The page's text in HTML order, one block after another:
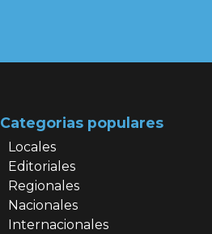
Categorias populares
Locales
Editoriales
Regionales
Nacionales
Internacionales